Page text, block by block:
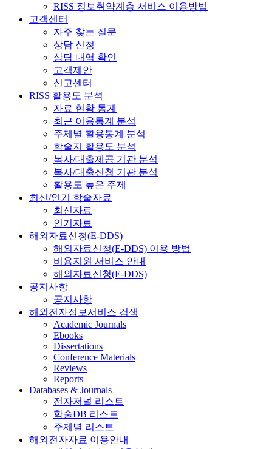
RISS 정보취약계층 서비스 이용방법
고객센터
자주 찾는 질문
상담 신청
상담 내역 확인
고객제안
신고센터
RISS 활용도 분석
자료 현황 통계
최근 이용통계 분석
주제별 활용통계 분석
학술지 활용도 분석
복사/대출제공 기관 분석
복사/대출신청 기관 분석
활용도 높은 주제
최신/인기 학술자료
최신자료
인기자료
해외자료신청(E-DDS)
해외자료신청(E-DDS) 이용 방법
비용지원 서비스 안내
해외자료신청(E-DDS)
공지사항
공지사항
해외전자정보서비스 검색
Academic Journals
Ebooks
Dissertations
Conference Materials
Reviews
Reports
Databases & Journals
전자저널 리스트
학술DB 리스트
주제별 리스트
해외전자자료 이용안내